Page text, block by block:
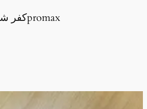
كفر شفاف نادي العين 14promax